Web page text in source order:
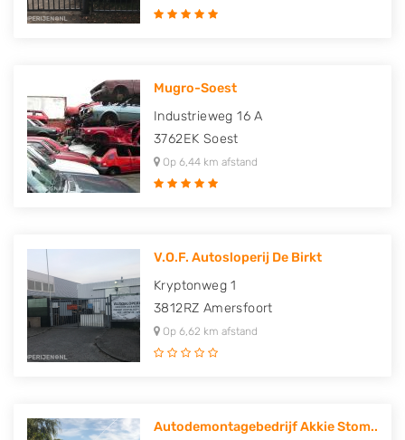
Mugro-Soest
Industrieweg 16 A
3762EK Soest
Op 6,44 km afstand
V.O.F. Autosloperij De Birkt
Kryptonweg 1
3812RZ Amersfoort
Op 6,62 km afstand
Autodemontagebedrijf Akkie Stom..